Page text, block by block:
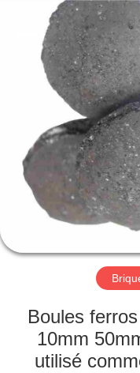
MAISON
PRODUITS
AU
SUJET
DE
NOUS
VISITE
D'USINE
Reserved.
Boules
10mm
utilisé